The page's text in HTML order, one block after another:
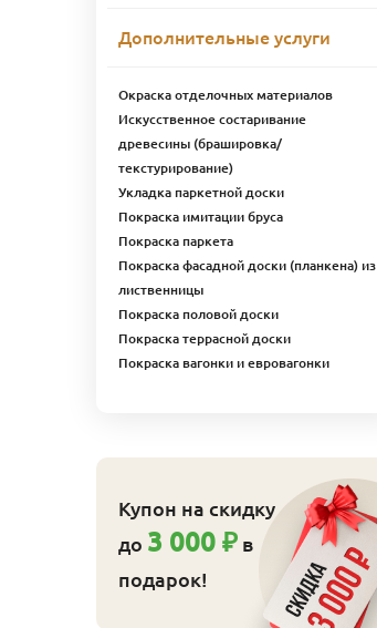
0,125 л 8109
индустриальная
3 241
Купить
Дополнительные услуги
Окраска отделочных материалов
Искусственное состаривание
древесины (брашировка/
текстурирование)
Укладка паркетной доски
Покраска имитации бруса
Покраска паркета
Покраска фасадной доски (планкена) из
лиственницы
Покраска половой доски
Покраска террасной доски
Покраска вагонки и евровагонки
Купон на скидку
до 3 000 ₽ в
подарок!